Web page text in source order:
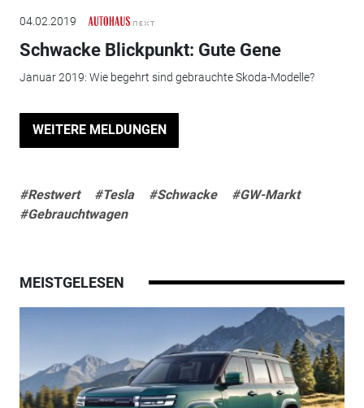
04.02.2019
Schwacke Blickpunkt: Gute Gene
Januar 2019: Wie begehrt sind gebrauchte Skoda-Modelle?
WEITERE MELDUNGEN
#Restwert #Tesla #Schwacke
#GW-Markt
#Gebrauchtwagen
MEISTGELESEN